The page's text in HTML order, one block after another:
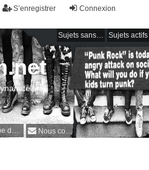
Connexion
S’enregistrer
Sujets sans réponse Sujets actifs
L’équipe du forum Nous contacter
!